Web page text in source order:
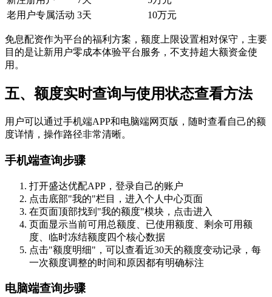
老用户专属活动 3天 10万元
免息配资作为平台的福利方案，额度上限设置相对保守，主要
目的是让新用户零成本体验平台服务，不支持超大额资金使
用。
五、额度实时查询与使用状态查看方法
用户可以通过手机端APP和电脑端网页版，随时查看自己的额
度详情，操作路径非常清晰。
手机端查询步骤
打开盛达优配APP，登录自己的账户
点击底部"我的"栏目，进入个人中心页面
在页面顶部找到"我的额度"模块，点击进入
页面显示当前可用总额度、已使用额度、剩余可用额
度、临时冻结额度四个核心数据
点击"额度明细"，可以查看近30天的额度变动记录，每
一次额度调整的时间和原因都有明确标注
电脑端查询步骤